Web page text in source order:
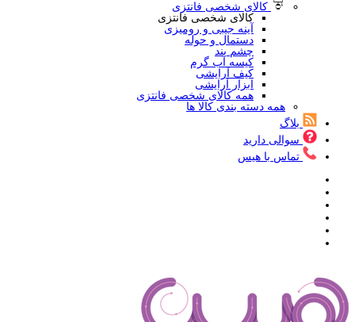
کالای شخصی فانتزی
کالای شخصی فانتزی
آینه جیبی و رومیزی
دستمال و حوله
چشم بند
کیسه آب گرم
کیف آرایشی
ابزار آرایشی
همه کالای شخصی فانتزی
همه دسته بندی کالا ها
بلاگ
سوالی دارید
تماس با هیس